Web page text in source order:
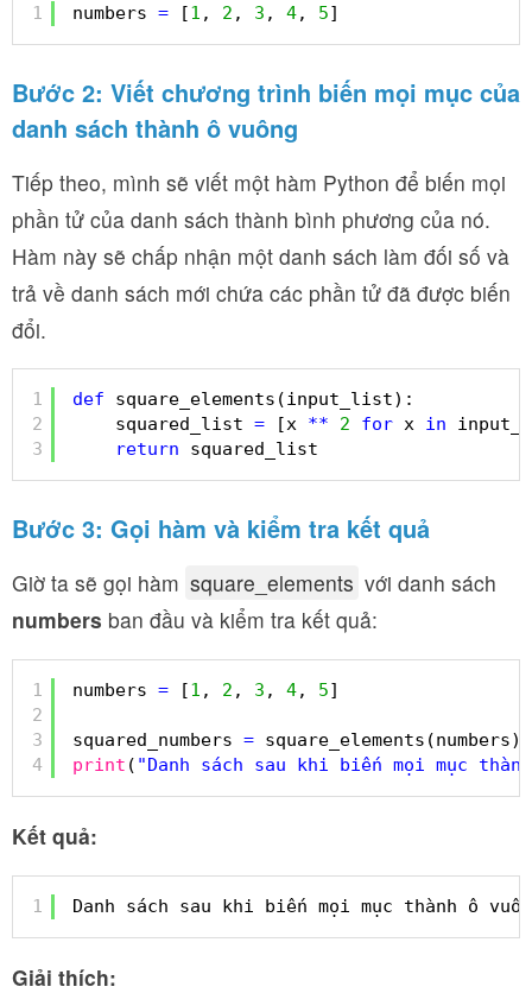
1 numbers = [1 , 2 , 3 , 4, 5]
Bước 2: Viết chương trình biến mọi mục của
danh sách thành ô vuông
Tiếp theo, mình sẽ viết một hàm Python để biến mọi
phần tử của danh sách thành bình phương của nó.
Hàm này sẽ chấp nhận một danh sách làm đối số và
trả về danh sách mới chứa các phần tử đã được biến
đổi.
1
2
3
def
square_elements(input_list):
squared_list = [x ** 2 for x in
return
squared_list
Bước 3: Gọi hàm và kiểm tra kết quả
Giờ ta sẽ gọi hàm square_elements với danh sách
numbers ban đầu và kiểm tra kết quả:
1
2
3
4
numbers = [1 , 2 , 3 , 4, 5]
squared_numbers = square_elements(numbers)
print ( "Danh sách sau khi biến mọi mục
Kết quả:
1 Danh sách sau khi biến mọi mục thành ô
Giải thích: